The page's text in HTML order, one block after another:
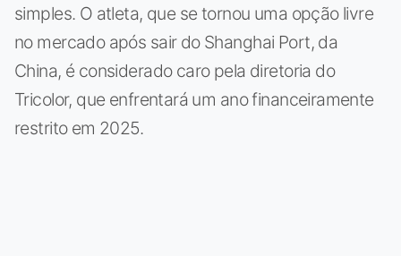
simples. O atleta, que se tornou uma opção livre
no mercado após sair do Shanghai Port, da
China, é considerado caro pela diretoria do
Tricolor, que enfrentará um ano financeiramente
restrito em 2025.